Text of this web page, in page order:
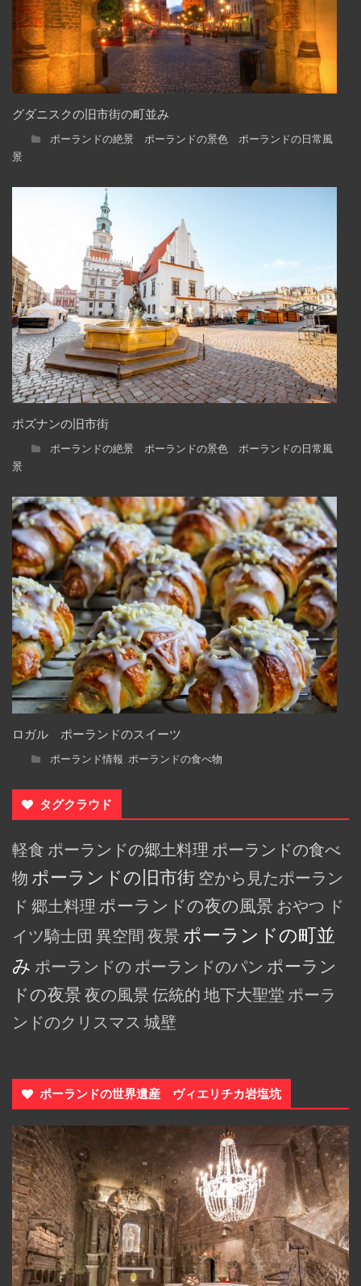
グダニスクの旧市街の町並み
ポーランドの絶景 ポーランドの景色 ポーランドの日常風
景
ポズナンの旧市街
ポーランドの絶景 ポーランドの景色 ポーランドの日常風
景
ロガル ポーランドのスイーツ
ポーランド情報, ポーランドの食べ物
タグクラウド
軽食 ポーランドの郷土料理 ポーランドの食べ
物 ポーランドの旧市街 空から見たポーラン
ド 郷土料理 ポーランドの夜の風景 おやつ ド
イツ騎士団 異空間 夜景 ポーランドの町並
み ポーランドの ポーランドのパン ポーラン
ドの夜景 夜の風景 伝統的 地下大聖堂 ポーラ
ンドのクリスマス 城壁
ポーランドの世界遺産 ヴィエリチカ岩塩坑